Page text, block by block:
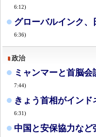
6:12)
グローバルインク
6:36)
政治
ミャンマーと首脳
7:44)
きょう首相がインド
6:31)
中国と安保協力な